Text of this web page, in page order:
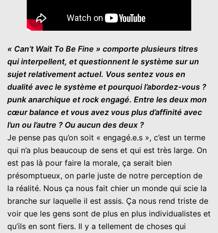
« Can’t Wait To Be Fine » comporte plusieurs titres
qui interpellent, et questionnent le système sur un
sujet relativement actuel. Vous sentez vous en
dualité avec le système et pourquoi l’abordez-vous ?
punk anarchique et rock engagé. Entre les deux mon
cœur balance et vous avez vous plus d’affinité avec
l’un ou l’autre ? Ou aucun des deux ?
Je pense pas qu’on soit « engagé.e.s », c’est un terme
qui n’a plus beaucoup de sens et qui est très large. On
est pas là pour faire la morale, ça serait bien
présomptueux, on parle juste de notre perception de
la réalité. Nous ça nous fait chier un monde qui scie la
branche sur laquelle il est assis. Ça nous rend triste de
voir que les gens sont de plus en plus individualistes et
qu’ils en sont fiers. Il y a tellement de choses qui